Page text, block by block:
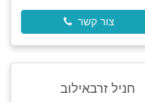
צור קשר
חניל זרבאילוב